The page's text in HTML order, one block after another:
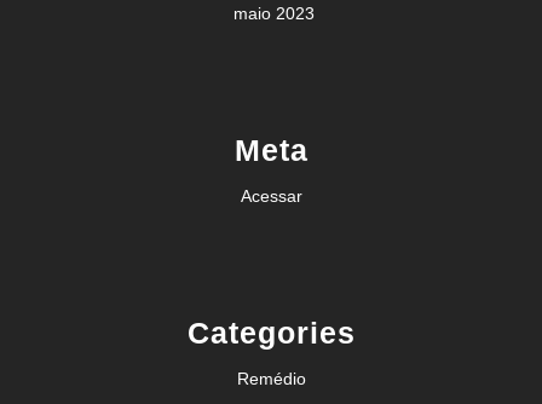
maio 2023
Meta
Acessar
Categories
Remédio